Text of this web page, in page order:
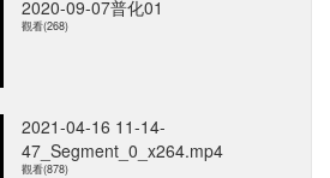
2020-09-07普化01
觀看(268)
2021-04-16 11-14-
47_Segment_0_x264.mp4
觀看(878)